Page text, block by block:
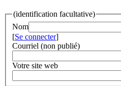
(identification facultative)
Nom
[Se connecter]
Courriel (non publié)
Votre site web